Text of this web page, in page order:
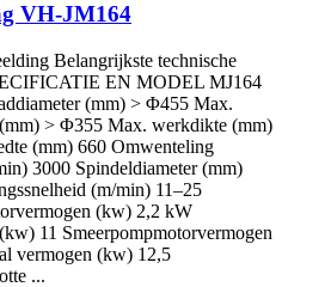
VH-JM164
Belangrijkste technische
EN MODEL MJ164
(mm) > Φ455 Max.
> Φ355 Max. werkdikte (mm)
(mm) 660 Omwenteling
3000 Spindeldiameter (mm)
(m/min) 11–25
(kw) 2,2 kW
11 Smeerpompmotorvermogen
vermogen (kw) 12,5
...